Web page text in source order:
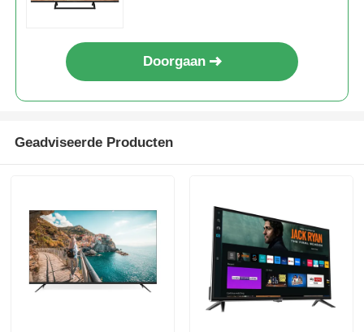
Huis
Doorgaan
Geadviseerde Producten